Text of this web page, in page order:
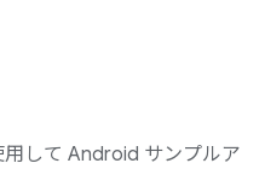
して Android サンプルア